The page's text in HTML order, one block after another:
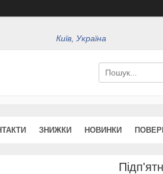
Київ, Україна
ЗНИЖКИ НОВИНКИ